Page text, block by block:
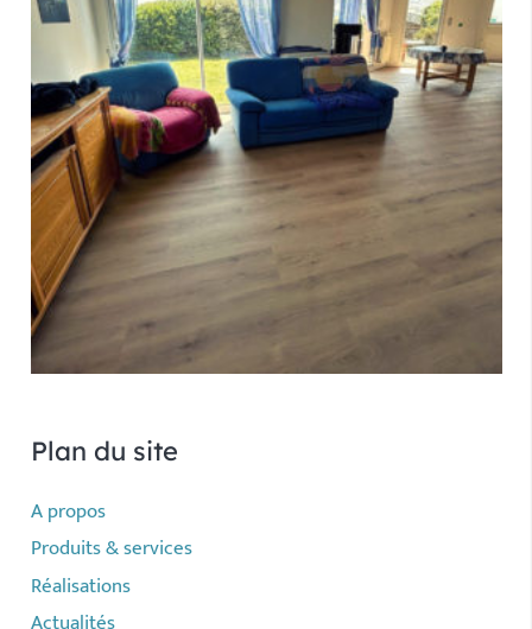
Plan du site
A propos
Produits & services
Réalisations